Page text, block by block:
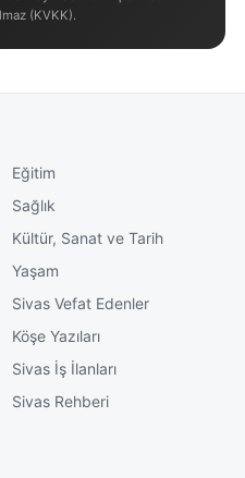
(KVKK).
Eğitim
Sağlık
Kültür, Sanat ve Tarih
Yaşam
Sivas Vefat Edenler
Köşe Yazıları
Sivas İş İlanları
Sivas Rehberi